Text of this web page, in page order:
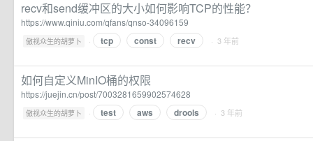
recv和send缓冲区的大小如何影响TCP的性能？
https://www.qiniu.com/qfans/qnso-34096159
傲视众生的胡萝卜 · tcp const recv · 3 年前
如何自定义MinIO桶的权限
https://juejin.cn/post/7003281659902574628
傲视众生的胡萝卜 · test aws drools · 3 年前